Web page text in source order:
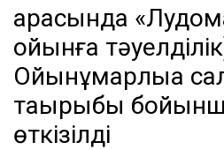
арасында
ойынға
Ойынқұмарлыққа
тақырыбы
өткізілді